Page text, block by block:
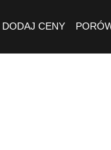
DODAJ CENY